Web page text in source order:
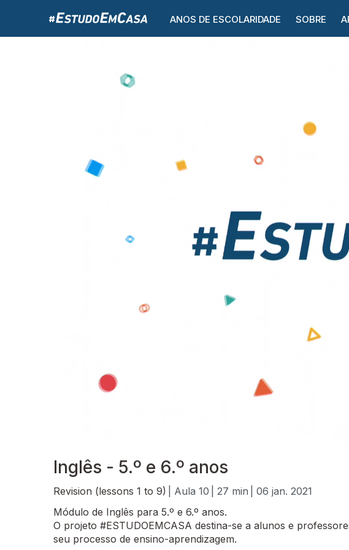
ANOS DE ESCOLARIDADE SOBRE
Inglês - 5.º e 6.º anos
Revision (lessons 1 to 9) | Aula 10 | 27 min | 06 jan. 2021
Módulo de Inglês para 5.º e 6.º anos.
O projeto #ESTUDOEMCASA destina-se a alunos e
seu processo de ensino-aprendizagem.